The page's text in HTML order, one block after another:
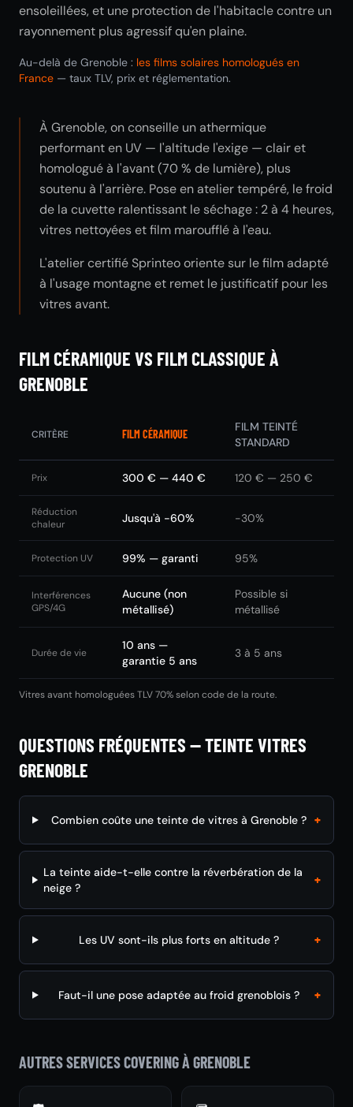
ensoleillées, et une protection de l'habitacle contre un
rayonnement plus agressif qu'en plaine.
Au-delà de Grenoble : les films solaires homologués en
France — taux TLV, prix et réglementation.
À Grenoble, on conseille un athermique
performant en UV — l'altitude l'exige — clair et
homologué à l'avant (70 % de lumière), plus
soutenu à l'arrière. Pose en atelier tempéré, le froid
de la cuvette ralentissant le séchage : 2 à 4 heures,
vitres nettoyées et film maroufflé à l'eau.
L'atelier certifié Sprinteo oriente sur le film adapté
à l'usage montagne et remet le justificatif pour les
vitres avant.
FILM CÉRAMIQUE VS FILM CLASSIQUE À
GRENOBLE
CRITÈRE FILM CÉRAMIQUE
FILM TEINTÉ
STANDARD
Prix 300 € — 440 € 120 € — 250 €
Réduction
chaleur
Jusqu'à -60% -30%
Protection UV 99% — garanti 95%
Interférences
GPS/4G
Aucune (non
métallisé)
Possible si
métallisé
Durée de vie
10 ans —
garantie 5 ans
3 à 5 ans
Vitres avant homologuées TLV 70% selon code de la route.
QUESTIONS FRÉQUENTES — TEINTE VITRES
GRENOBLE
Combien coûte une teinte de vitres à Grenoble ? +
La teinte aide-t-elle contre la réverbération de la
neige ?
+
Les UV sont-ils plus forts en altitude ? +
Faut-il une pose adaptée au froid grenoblois ? +
AUTRES SERVICES COVERING À GRENOBLE